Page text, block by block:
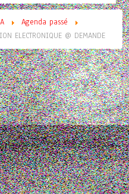
Agenda passé
ELECTRONIQUE @ DEMANDE